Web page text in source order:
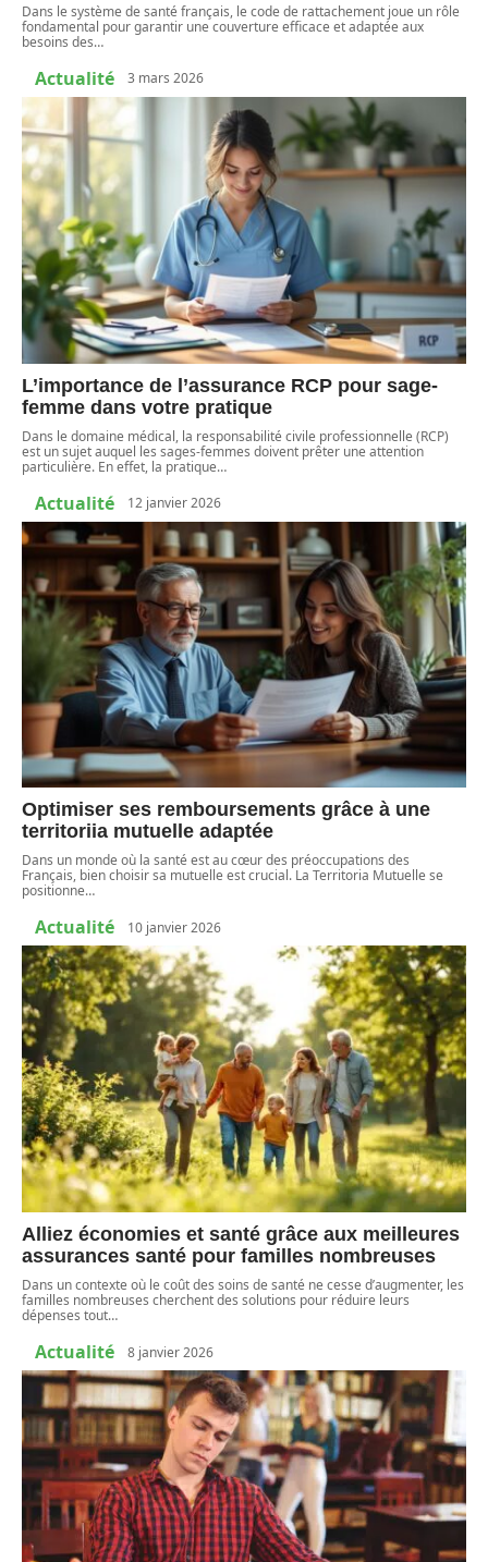
Dans le système de santé français, le code de rattachement joue un rôle
fondamental pour garantir une couverture efficace et adaptée aux
besoins des…
Actualité 3 mars 2026
L’importance de l’assurance RCP pour sage-
femme dans votre pratique
Dans le domaine médical, la responsabilité civile professionnelle (RCP)
est un sujet auquel les sages-femmes doivent prêter une attention
particulière. En effet, la pratique…
Actualité 12 janvier 2026
Optimiser ses remboursements grâce à une
territoriia mutuelle adaptée
Dans un monde où la santé est au cœur des préoccupations des
Français, bien choisir sa mutuelle est crucial. La Territoria Mutuelle se
positionne…
Actualité 10 janvier 2026
Alliez économies et santé grâce aux meilleures
assurances santé pour familles nombreuses
Dans un contexte où le coût des soins de santé ne cesse d’augmenter, les
familles nombreuses cherchent des solutions pour réduire leurs
dépenses tout…
Actualité 8 janvier 2026